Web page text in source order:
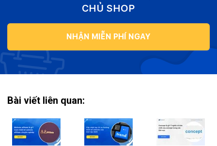
CHỦ SHOP
NHẬN MIỄN PHÍ NGAY
Bài viết liên quan: